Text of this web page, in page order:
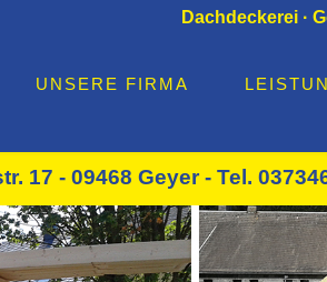
Dachdeckerei ·
UNSERE FIRMA
17 - 09468 Geyer - Tel.